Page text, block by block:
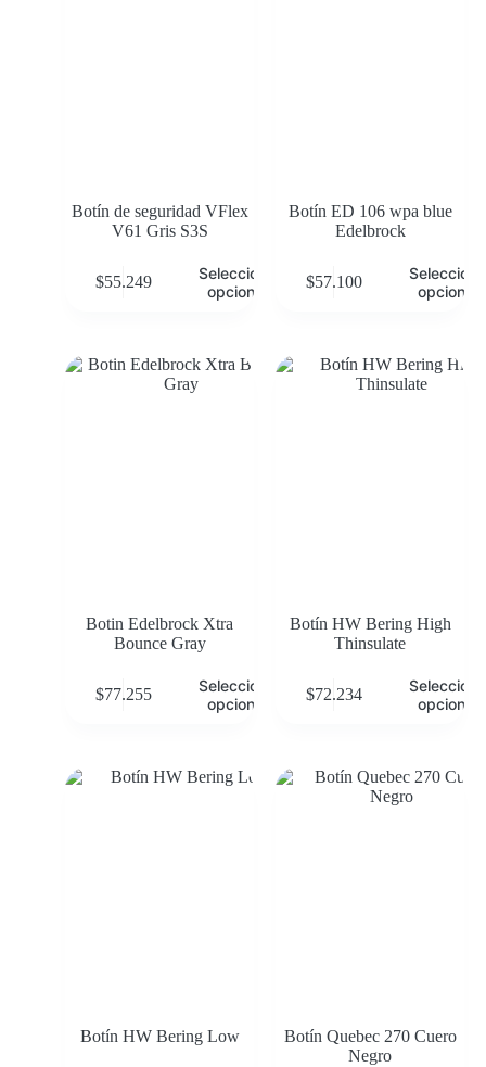
Botín de seguridad VFlex
V61 Gris S3S
$55.249
Seleccionar
opciones
Botín ED 106 wpa blue
Edelbrock
$57.100
opciones
Botin Edelbrock Xtra
Bounce Gray
$77.255
Seleccionar
opciones
Botín HW Bering High
Thinsulate
$72.234
opciones
Botín HW Bering Low
Botín Quebec 270 Cuero
Negro